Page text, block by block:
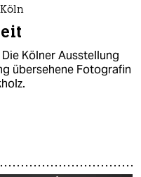
Kölner Ausstellung
übersehene Fotografin